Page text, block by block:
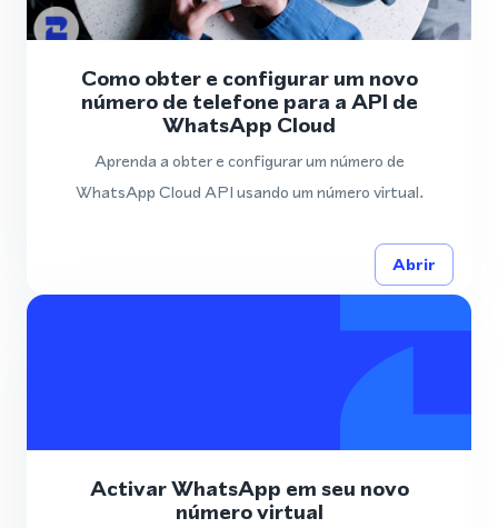
Como obter e configurar um novo
número de telefone para a API de
WhatsApp Cloud
Aprenda a obter e configurar um número de
WhatsApp Cloud API usando um número virtual.
Abrir
Activar WhatsApp em seu novo
número virtual